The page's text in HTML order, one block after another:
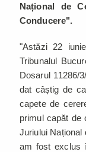
Național de
Conducere".
"Astăzi 22
Tribunalul
Dosarul 11286/
dat câștig de
capete de
primul capăt de
Juriului Național
am fost exclus